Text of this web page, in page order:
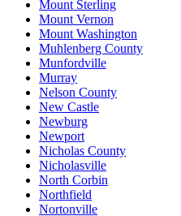
Mount Sterling
Mount Vernon
Mount Washington
Muhlenberg County
Munfordville
Murray
Nelson County
New Castle
Newburg
Newport
Nicholas County
Nicholasville
North Corbin
Northfield
Nortonville